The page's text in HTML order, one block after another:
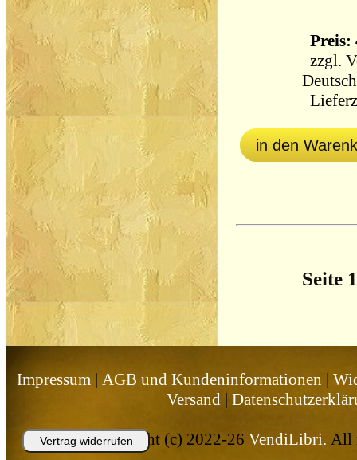
Preis:
zzgl.
in den
Seite
Impressum | AGB und Kundeninformationen |
Versand|
Copyright (c) 2022-26 VendiLibri. All
Vertrag widerrufen